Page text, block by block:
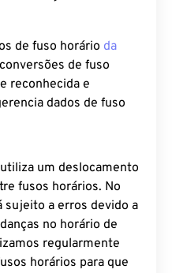
de fuso horário da
de fuso
reconhecida e
dados de fuso
um deslocamento
fusos horários. No
a erros devido a
no horário de
regularmente
horários para que